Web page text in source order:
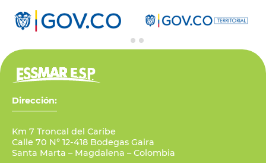
Dirección:
Km 7 Troncal del Caribe
Calle 70 N° 12-418 Bodegas Gaira
Santa Marta – Magdalena – Colombia